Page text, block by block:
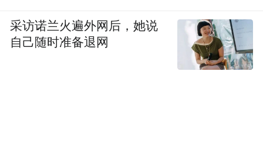
采访诺兰火遍外网后，她说
自己随时准备退网